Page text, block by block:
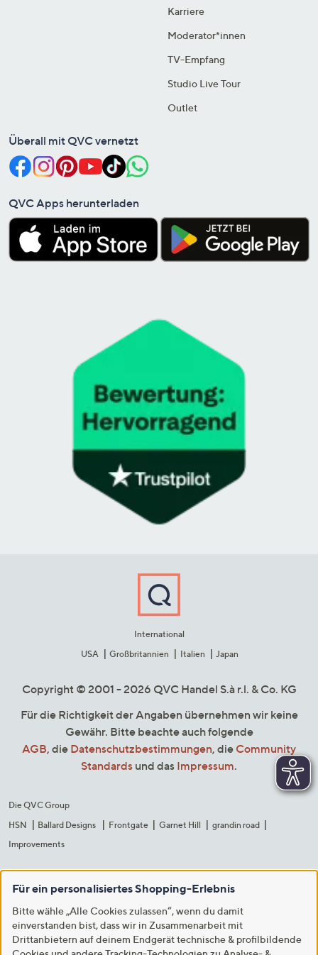
Karriere
Moderator*innen
TV-Empfang
Studio Live Tour
Outlet
Überall mit QVC vernetzt
QVC Apps herunterladen
International
USA
Großbritannien Italien Japan
Copyright © 2001 - 2026 QVC Handel S.à r.l. & Co. KG
Für die Richtigkeit der Angaben übernehmen wir keine
Gewähr. Bitte beachte auch folgende
AGB, die Datenschutzbestimmungen, die Community
Standards und das Impressum.
Die QVC Group
HSN
Ballard Designs Frontgate Garnet Hill
grandin road
Improvements
Für ein personalisiertes Shopping-Erlebnis
Bitte wähle „Alle Cookies zulassen“, wenn du damit
einverstanden bist, dass wir in Zusammenarbeit mit
Drittanbietern auf deinem Endgerät technische & profilbildende